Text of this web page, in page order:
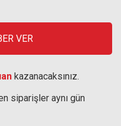
VER
kazanacaksınız.
siparişler aynı gün